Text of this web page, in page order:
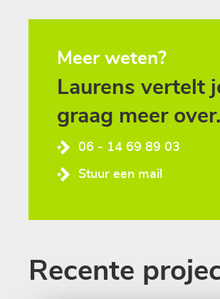
Meer weten?
Laurens vertelt
graag meer over.
06 - 14 69 89 03
Stuur een mail
Recente